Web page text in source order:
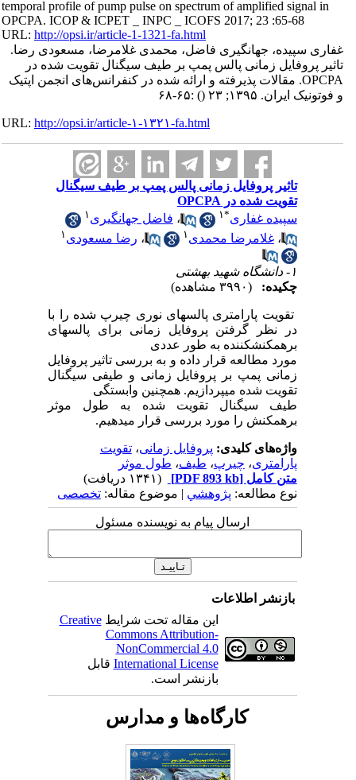
temporal profile of pump pulse on spectrum of amplified signal in
OPCPA. ICOP & ICPET _ INPC _ ICOFS 2017; 23 :65-68
URL:http://opsi.ir/article-1-1321-fa.html
غفاری سپیده، جهانگیری فاضل، محمدی غلامرضا، مسعودی رضا.
تاثیر پروفایل زمانی پالس پمپ بر طیف سیگنال تقویت شده در
OPCPA. مقالات پذیرفته و ارائه شده در کنفرانس‌های انجمن اپتیک
و فوتونیک ایران. ۱۳۹۵; ۲۳
() :۶۵-۶۸
URL:http://opsi.ir/article-۱-۱۳۲۱-fa.html
تاثیر پروفایل زمانی پالس پمپ بر طیف سیگنال
تقویت شده در OPCPA
سپیده غفاری* ۱ ،فاضل جهانگیری۱
،غلامرضا محمدی ،رضا مسعودی
چکیده:
تقویت پارامتری پالسهای نوری چیرپ شده را با
در نظر گرفتن پروفایل زمانی برای پالسهای
برهمکنشکننده به طور عددی
مورد مطالعه قرار داده و به بررسی تاثیر پروفایل
زمانی پمپ بر پروفایل زمانی و طیفی سیگنال
تقویت شده میپردازیم. همچنین وابستگی
طیف سیگنال تقویت شده به طول موثر
برهمکنش را مورد بررسی قرار میدهیم.
واژه‌های کلیدی:پروفایل زمانی،تقویت
پارامتری،چیرپ،طیف،طول موثر
متن کامل[PDF 893 kb]
نوع مطالعه:پژوهشي| موضوع مقاله:تخصصی
ارسال پیام به نویسنده مسئول
بازنشر اطلاعات
این مقاله تحت شرایطCreative
Commons Attribution-
NonCommercial 4.0
International Licenseقابل
بازنشر است.
کارگاه‌ها و مدارس